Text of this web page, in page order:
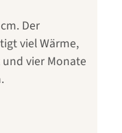
Der
viel Wärme,
vier Monate